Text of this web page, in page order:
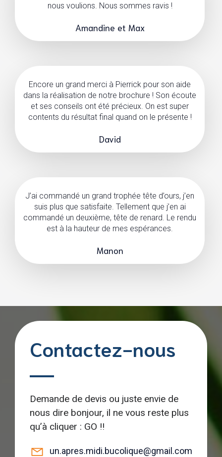
nous voulions. Nous sommes ravis !
Amandine et Max
Encore un grand merci à Pierrick pour son aide
dans la réalisation de notre brochure ! Son écoute
et ses conseils ont été précieux. On est super
contents du résultat final quand on le présente !
David
J’ai commandé un grand trophée tête d’ours, j’en
suis plus que satisfaite. Tellement que j’en ai
commandé un deuxième, tête de renard. Le rendu
est à la hauteur de mes espérances.
Manon
Contactez-nous
Demande de devis ou juste envie de
nous dire bonjour, il ne vous reste plus
qu’à cliquer : GO !!
un.apres.midi.bucolique@gmail.com